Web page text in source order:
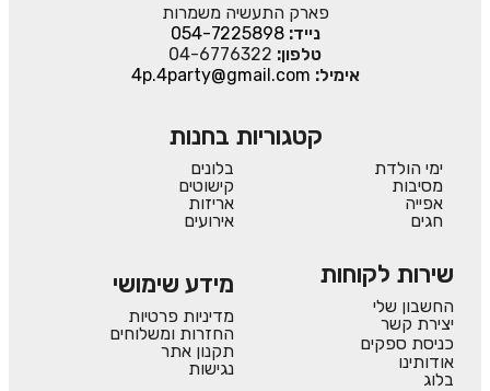
פארק התעשיה משמרות
נייד:054-7225898
טלפון: 04-6776322
אימיל: 4p.4party@gmail.com
קטגוריות בחנות
ימי הולדת
מסיבות
אפייה
חגים
בלונים
קישוטים
אריזות
אירועים
שירות לקוחות
החשבון שלי
יצירת קשר
כניסת ספקים
אודותינו
בלוג
מידע שימושי
מדיניות פרטיות
החזרות ומשלוחים
תקנון אתר
נגישות